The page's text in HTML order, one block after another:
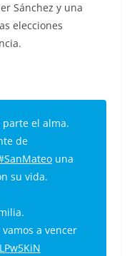
Sánchez y una
elecciones
el alma.
de
una
su vida.
a vencer